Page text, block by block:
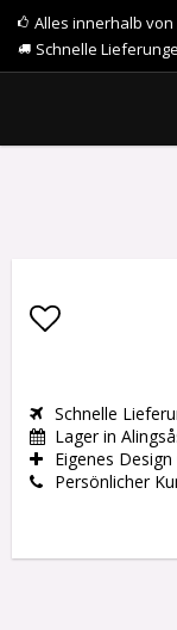
Alles innerhalb von
Schnelle
Schnelle
Lager in
Eigenes
Persönlicher